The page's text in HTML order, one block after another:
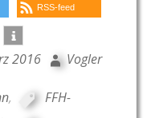
RSS-feed
2016 Vogler
,
FFH-